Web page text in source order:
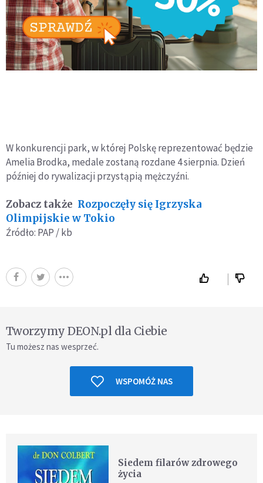
W konkurencji park, w której Polskę reprezentować będzie
Amelia Brodka, medale zostaną rozdane 4 sierpnia. Dzień
później do rywalizacji przystąpią mężczyźni.
Zobacz także Rozpoczęły się Igrzyska
Olimpijskie w Tokio
Źródło: PAP / kb
Tworzymy DEON.pl dla Ciebie
Tu możesz nas wesprzeć.
WSPOMÓŻ NAS
Siedem filarów zdrowego
życia